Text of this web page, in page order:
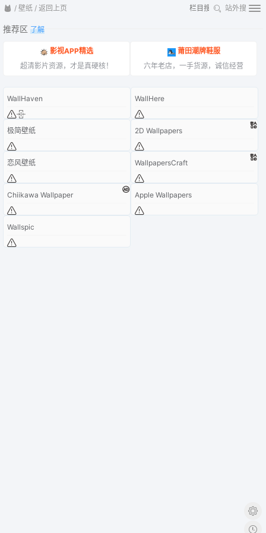
/ 壁纸 / 返回上页 站外搜
推荐区 了解
影视APP精选
超清影片资源，才是真硬核！
莆田潮牌鞋服
六年老店，一手货源，诚信经营
WallHaven WallHere
极简壁纸 2D Wallpapers
恋风壁纸 WallpapersCraft
Chiikawa Wallpaper Apple Wallpapers
Wallspic